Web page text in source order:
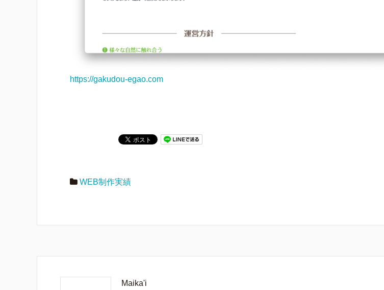
https://gakudou-egao.com
WEB制作実績
Maika'i